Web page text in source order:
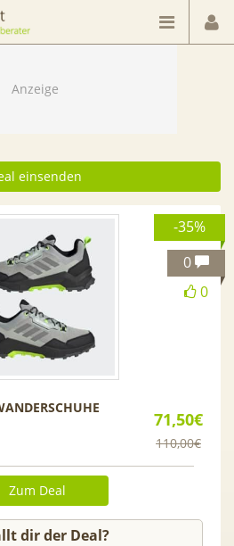
einsenden
-35%
0
0
71,50€
110,00€
Zum Deal
dir der Deal?